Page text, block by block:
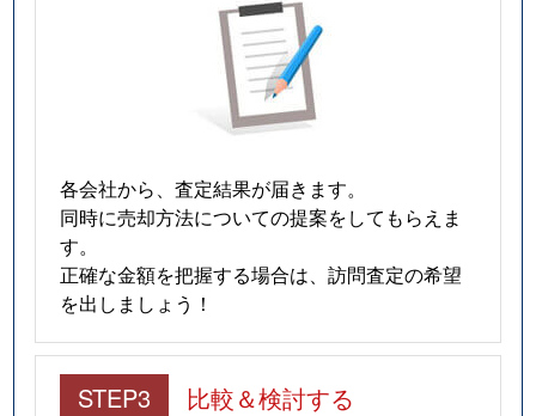
各会社から、査定結果が届きます。
同時に売却方法についての提案をしてもらえま
す。
正確な金額を把握する場合は、訪問査定の希望
を出しましょう！
STEP3 比較＆検討する